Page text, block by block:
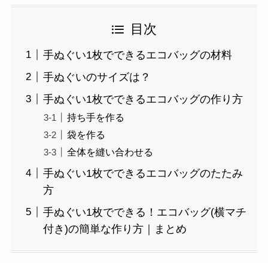
目次
手ぬぐい1枚でできるエコバッグの材料
手ぬぐいのサイズは？
手ぬぐい1枚でできるエコバッグの作り方
持ち手を作る
袋を作る
全体を縫い合わせる
手ぬぐい1枚でできるエコバッグのたたみ
方
手ぬぐい1枚でできる！エコバッグ(横マチ
付き)の簡単な作り方｜まとめ